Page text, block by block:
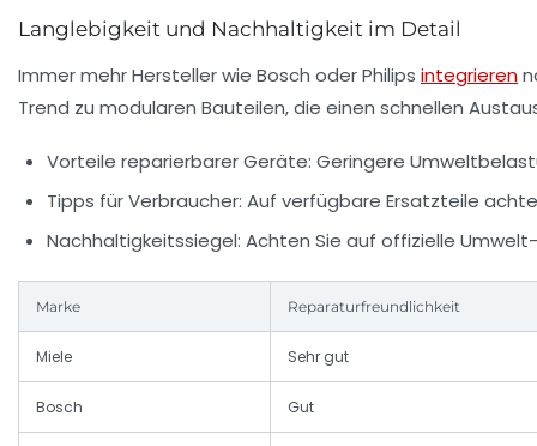
Langlebigkeit und Nachhaltigkeit im Detail
Immer mehr Hersteller wie Bosch oder Philips integrieren
Trend zu modularen Bauteilen, die einen schnellen
Vorteile reparierbarer Geräte: Geringere
Tipps für Verbraucher: Auf verfügbare Ersatzteile
Nachhaltigkeitssiegel: Achten Sie auf offizielle
Marke Reparaturfreundlichkeit
Miele Sehr gut
Bosch Gut